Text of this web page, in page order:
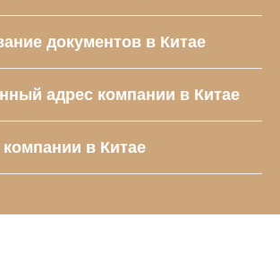
документов в Китае
адрес компании в Китае
компании в Китае